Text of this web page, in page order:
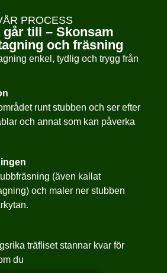
PROCESS
går till – Skonsam
och fräsning
enkel, tydlig och trygg från
runt stubben och ser efter
och annat som kan påverka
(även kallat
och maler ner stubben
träfliset stannar kvar för
du